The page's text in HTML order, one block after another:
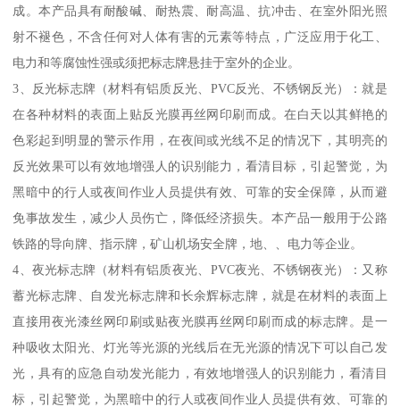
成。本产品具有耐酸碱、耐热震、耐高温、抗冲击、在室外阳光照
射不褪色，不含任何对人体有害的元素等特点，广泛应用于化工、
电力和等腐蚀性强或须把标志牌悬挂于室外的企业。
3、反光标志牌（材料有铝质反光、PVC反光、不锈钢反光）：就是
在各种材料的表面上贴反光膜再丝网印刷而成。在白天以其鲜艳的
色彩起到明显的警示作用，在夜间或光线不足的情况下，其明亮的
反光效果可以有效地增强人的识别能力，看清目标，引起警觉，为
黑暗中的行人或夜间作业人员提供有效、可靠的安全保障，从而避
免事故发生，减少人员伤亡，降低经济损失。本产品一般用于公路
铁路的导向牌、指示牌，矿山机场安全牌，地、、电力等企业。
4、夜光标志牌（材料有铝质夜光、PVC夜光、不锈钢夜光）：又称
蓄光标志牌、自发光标志牌和长余辉标志牌，就是在材料的表面上
直接用夜光漆丝网印刷或贴夜光膜再丝网印刷而成的标志牌。是一
种吸收太阳光、灯光等光源的光线后在无光源的情况下可以自己发
光，具有的应急自动发光能力，有效地增强人的识别能力，看清目
标，引起警觉，为黑暗中的行人或夜间作业人员提供有效、可靠的